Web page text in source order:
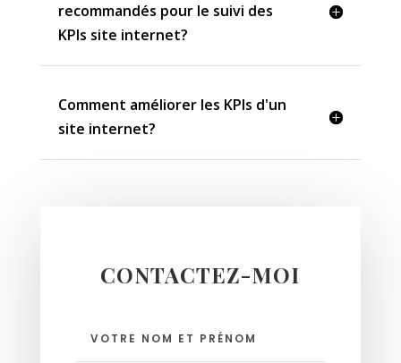
recommandés pour le suivi des
KPIs site internet?
Comment améliorer les KPIs d'un
site internet?
CONTACTEZ-MOI